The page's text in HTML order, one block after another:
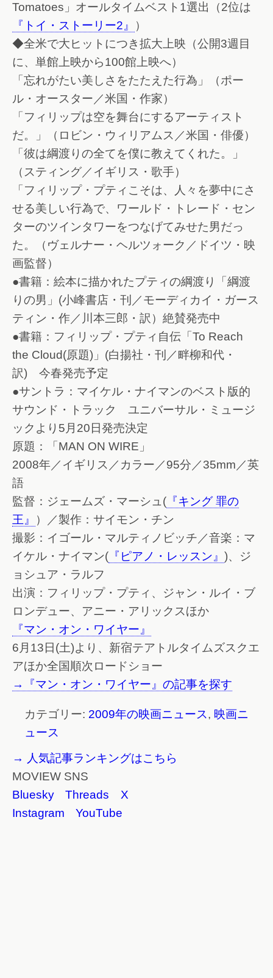
Tomatoes」オールタイムベスト1選出（2位は
『トイ・ストーリー2』
）
◆全米で大ヒットにつき拡大上映（公開3週目
に、単館上映から100館上映へ）
「忘れがたい美しさをたたえた行為」（ポー
ル・オースター／米国・作家）
「フィリップは空を舞台にするアーティスト
だ。」（ロビン・ウィリアムス／米国・俳優）
「彼は綱渡りの全てを僕に教えてくれた。」
（スティング／イギリス・歌手）
「フィリップ・プティこそは、人々を夢中にさ
せる美しい行為で、ワールド・トレード・セン
ターのツインタワーをつなげてみせた男だっ
た。（ヴェルナー・ヘルツォーク／ドイツ・映
画監督）
●書籍：絵本に描かれたプティの綱渡り「綱渡
りの男」(小峰書店・刊／モーディカイ・ガース
ティン・作／川本三郎・訳）絶賛発売中
●書籍：フィリップ・プティ自伝「To Reach
the Cloud(原題)」(白揚社・刊／畔柳和代・
訳) 今春発売予定
●サントラ：マイケル・ナイマンのベスト版的
サウンド・トラック ユニバーサル・ミュージ
ックより5月20日発売決定
原題：「MAN ON WIRE」
2008年／イギリス／カラー／95分／35mm／英
語
監督：ジェームズ・マーシュ( 『キング 罪の
王』
）／製作：サイモン・チン
撮影：イゴール・マルティノビッチ／音楽：マ
イケル・ナイマン( 『ピアノ・レッスン』 )、ジ
ョシュア・ラルフ
出演：フィリップ・プティ、ジャン・ルイ・ブ
ロンデュー、アニー・アリックスほか
『マン・オン・ワイヤー』
6月13日(土)より、新宿テアトルタイムズスクエ
アほか全国順次ロードショー
→『マン・オン・ワイヤー』の記事を探す
カテゴリー: 2009年の映画ニュース, 映画ニ
ュース
→ 人気記事ランキングはこちら
MOVIEW SNS
Bluesky
Threads
X
Instagram
YouTube